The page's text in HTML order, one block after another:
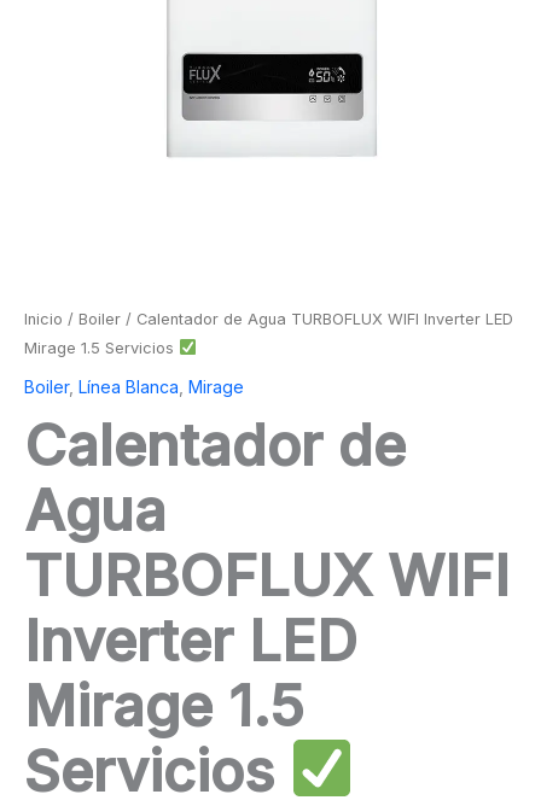
Inicio / Boiler / Calentador de Agua TURBOFLUX WIFI Inverter LED
Mirage 1.5 Servicios
Boiler, Línea Blanca Mirage
Calentador de
Agua
TURBOFLUX WIFI
Inverter LED
Mirage 1.5
Servicios